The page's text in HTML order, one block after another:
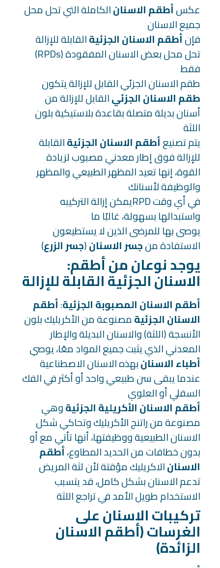
عكسأطقم الاسنانالكاملة التي تحل محل
جميع الاسنان
فإنأطقم الاسنان الجزئيةالقابلة للإزالة
(RPDs) تحل محل بعض الاسنان المفقودة
فقط
طقم الاسنان الجزئي القابل للإزالة يتكون
طقم الاسنان الجزئيالقابل للإزالة من
أسنان بديلة متصلة بقاعدة بلاستيكية بلون
اللثة
يتم تصنيعأطقم الاسنان الجزئيةالقابلة
للإزالة فوق إطار معدني مصبوب لزيادة
القوة، إنها تعيد المظهر الطبيعي والمظهر
والوظيفة لأسنانك
يمكن إزالة التركيبهRPD في أي وقت
واستبدالها بسهولة، غالبًا ما
يوصى بها للمرضى الذين لا يستطيعون
الاستفادة منجسر الاسنان(جسر الزرع)
:يوجد نوعان من أطقم
الاسنان الجزئية القابلة للإزالة
أطقم الاسنان المصبوبة الجزئية:أطقم
الاسنان الجزئيةمصنوعة من الأكريليك بلون
الأنسجة (اللثة) والاسنان البديلة والإطار
المعدني الذي يثبت جميع المواد معًا، يوصي
أطباء الاسنانبهذه الاسنان الاصطناعية
عندما يبقى سن طبيعي واحد أو أكثر في الفك
السفلي أو العلوي
أطقم الاسنان الأكريلية الجزئيةوهي
مصنوعة من راتنج الأكريليك وتحاكي شكل
الاسنان الطبيعية ووظيفتها، أنها تأتي مع أو
بدون خطافات من الحديد المطاوع،أطقم
الاسنانالاكريليك مؤقتة لأن لثة المريض
تدعم الاسنان بشكل كامل، قد يتسبب
الاستخدام طويل الأمد في تراجع اللثة
تركيبات الاسنان على
الغرسات (أطقم الاسنان
الزائدة)